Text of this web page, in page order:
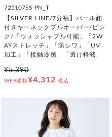
725107SS-PN_T
【SILVER LINE/7分袖】パール釦
付きキーネックプルオーバー/ピン
ク/「ウォッシャブル可能」「2W
AYストレッチ」「防シワ」「UV
加工」「接触冷感」「透け軽減」
¥5,390
WEB価格¥4,312 税込